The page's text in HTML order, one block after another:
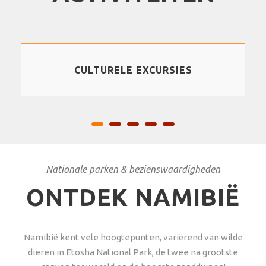
CULTURELE EXCURSIES
Nationale parken & bezienswaardigheden
ONTDEK NAMIBIË
Namibië kent vele hoogtepunten, variërend van wilde
dieren in Etosha National Park, de twee na grootste